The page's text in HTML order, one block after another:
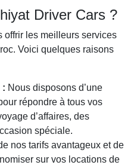
Driver Cars ?
offrir les meilleurs services
Voici quelques raisons
: Nous disposons d’une
répondre à tous vos
d’affaires, des
spéciale.
nos tarifs avantageux et de
sur vos locations de